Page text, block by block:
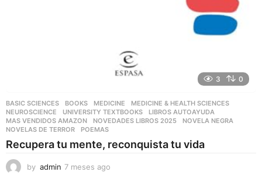
3 0
BASIC SCIENCES ,BOOKS ,MEDICINE ,MEDICINE & HEALTH SCIENCES
NEUROSCIENCE
,UNIVERSITY TEXTBOOKS LIBROS AUTOAYUDA
MAS VENDIDOS AMAZON
,NOVEDADES LIBROS 2025 ,NOVELA NEGRA
NOVELAS DE TERROR
,POEMAS
Recupera tu mente, reconquista tu vida
by admin 7 meses ago